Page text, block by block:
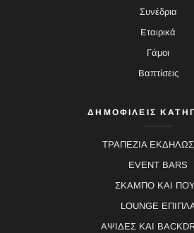
Συνέδρια
Εταιρικά
Γάμοι
Βαπτίσεις
ΔΗΜΟΦΙΛΕΙΣ
ΤΡΑΠΕΖΙΑ
EVENT BARS
ΣΚΑΜΠΟ ΚΑΙ
LOUNGE
ΑΨΙΔΕΣ ΚΑΙ